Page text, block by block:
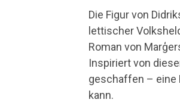
Die Figur von
lettischer
Roman von
Inspiriert von
geschaffen – eine
kann.